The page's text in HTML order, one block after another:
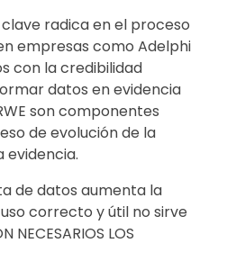
radica en el proceso
empresas como Adelphi
con la credibilidad
datos en evidencia
son componentes
de evolución de la
evidencia.
de datos aumenta la
correcto y útil no sirve
NECESARIOS LOS